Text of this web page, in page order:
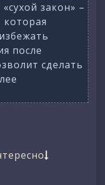
закон» –
которая
после
сделать
